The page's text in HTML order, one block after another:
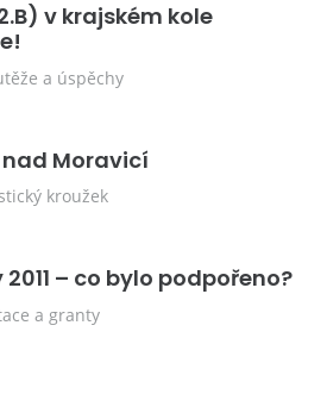
v krajském kole
a úspěchy
Moravicí
kroužek
– co bylo podpořeno?
a granty